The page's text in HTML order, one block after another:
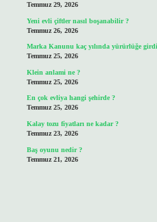
Temmuz 29, 2026
Yeni evli çiftler nasıl boşanabilir ?
Temmuz 26, 2026
Marka Kanunu kaç yılında yürürlüğe
Temmuz 25, 2026
Klein anlami ne ?
Temmuz 25, 2026
En çok evliya hangi şehirde ?
Temmuz 25, 2026
Kalay tozu fiyatları ne kadar ?
Temmuz 23, 2026
Baş oyunu nedir ?
Temmuz 21, 2026